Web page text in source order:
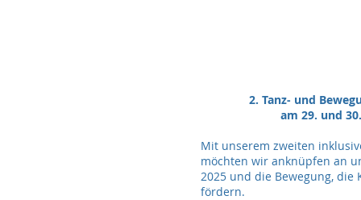
2. Tanz- und
am 29. und
Mit unserem zweiten
möchten wir anknüpfen an
2025 und die Bewegung,
fördern.